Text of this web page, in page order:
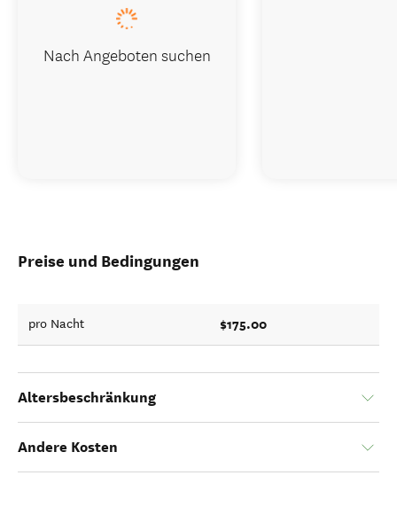
Preise und Bedingungen
pro Nacht $175.00
Altersbeschränkung
Andere Kosten
Nach Angeboten suchen